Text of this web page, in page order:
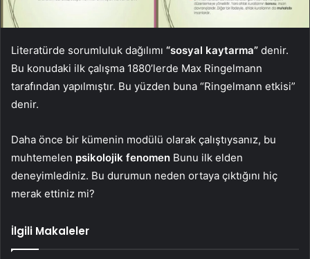
Literatürde sorumluluk dağılımı “sosyal kaytarma” denir.
Bu konudaki ilk çalışma 1880’lerde Max Ringelmann
tarafından yapılmıştır. Bu yüzden buna “Ringelmann etkisi”
denir.
Daha önce bir kümenin modülü olarak çalıştıysanız, bu
muhtemelen psikolojik fenomen Bunu ilk elden
deneyimlediniz. Bu durumun neden ortaya çıktığını hiç
merak ettiniz mi?
İlgili Makaleler